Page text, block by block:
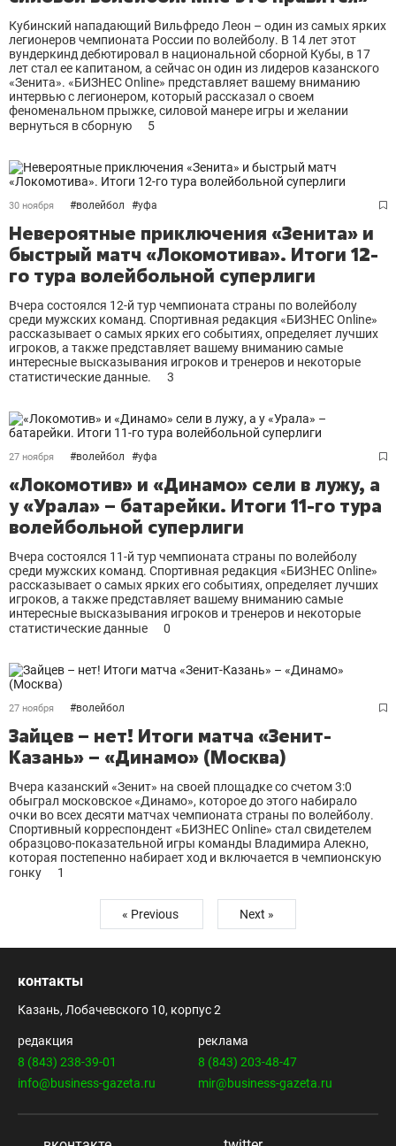
Кубинский нападающий Вильфредо Леон – один из самых ярких
легионеров чемпионата России по волейболу. В 14 лет этот
вундеркинд дебютировал в национальной сборной Кубы, в 17
лет стал ее капитаном, а сейчас он один из лидеров казанского
«Зенита». «БИЗНЕС Online» представляет вашему вниманию
интервью с легионером, который рассказал о своем
феноменальном прыжке, силовой манере игры и желании
вернуться в сборную
5
30 ноября #волейбол #уфа
Невероятные приключения «Зенита» и
быстрый матч «Локомотива». Итоги 12-
го тура волейбольной суперлиги
Вчера состоялся 12-й тур чемпионата страны по волейболу
среди мужских команд. Спортивная редакция «БИЗНЕС Online»
рассказывает о самых ярких его событиях, определяет лучших
игроков, а также представляет вашему вниманию самые
интересные высказывания игроков и тренеров и некоторые
статистические данные.
3
27 ноября #волейбол #уфа
«Локомотив» и «Динамо» сели в лужу, а
у «Урала» – батарейки. Итоги 11-го тура
волейбольной суперлиги
Вчера состоялся 11-й тур чемпионата страны по волейболу
среди мужских команд. Спортивная редакция «БИЗНЕС Online»
рассказывает о самых ярких его событиях, определяет лучших
игроков, а также представляет вашему вниманию самые
интересные высказывания игроков и тренеров и некоторые
статистические данные
0
27 ноября #волейбол
Зайцев – нет! Итоги матча «Зенит-
Казань» – «Динамо» (Москва)
Вчера казанский «Зенит» на своей площадке со счетом 3:0
обыграл московское «Динамо», которое до этого набирало
очки во всех десяти матчах чемпионата страны по волейболу.
Спортивный корреспондент «БИЗНЕС Online» стал свидетелем
образцово-показательной игры команды Владимира Алекно,
которая постепенно набирает ход и включается в чемпионскую
гонку
1
« Previous Next »
контакты
Казань, Лобачевского 10, корпус 2
редакция
8 (843) 238-39-01
info@business-gazeta.ru
реклама
8 (843) 203-48-47
mir@business-gazeta.ru